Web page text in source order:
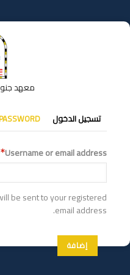
إلى
المحتوى
معهد
التبويبات
الأساسية
تسجيل الدخول
Username or email address
be sent to your registered
email address.